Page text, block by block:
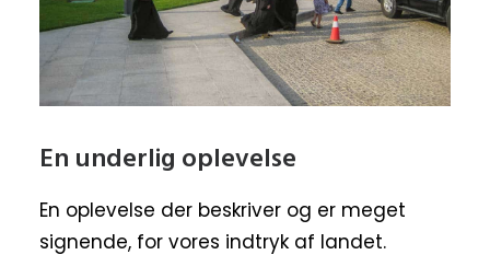
En underlig oplevelse
En oplevelse der beskriver og er meget
signende, for vores indtryk af landet.